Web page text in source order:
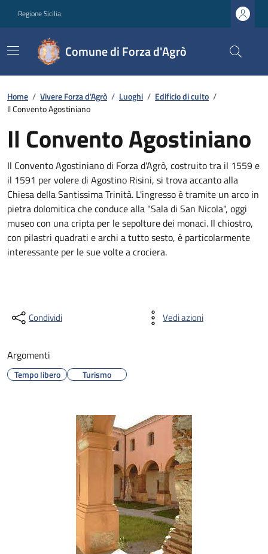
Regione Sicilia
Comune di Forza d'Agrò
Home / Vivere Forza d'Agrò / Luoghi / Edificio di culto /
Il Convento Agostiniano
Il Convento Agostiniano
Il Convento Agostiniano di Forza d'Agrò, costruito tra il 1559 e
il 1591 per volere di Agostino Risini, si trova accanto alla
Chiesa della Santissima Trinità. L'ingresso è tramite un arco in
pietra dolomitica che conduce alla "Sala di San Nicola", oggi
museo con una cripta per le sepolture dei monaci. Il chiostro,
con pilastri quadrati e archi a tutto sesto, è particolarmente
interessante per le sue volte a crociera.
Condividi Vedi azioni
Argomenti
Tempo libero Turismo